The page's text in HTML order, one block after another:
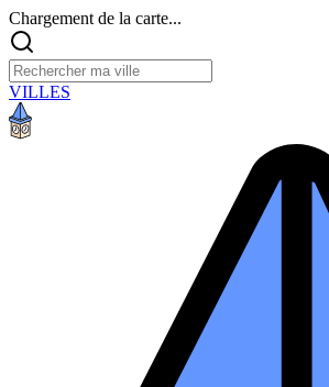
Chargement de la carte...
VILLES